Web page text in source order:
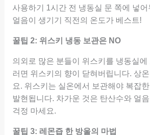
사용하기 1시간 전 냉동실 문 쪽에 넣
얼음이 생기기 직전의 온도가 베스트!
꿀팁 2: 위스키 냉동 보관은 NO
의외로 많은 분들이 위스키를 냉동실에
러면 위스키의 향이 닫혀버립니다. 상
요. 위스키는 실온에서 보관해야 복잡
발현됩니다. 차가운 것은 탄산수와 얼
걱정 마세요.
꿀팁 3: 레몬즙 한 방울의 마법